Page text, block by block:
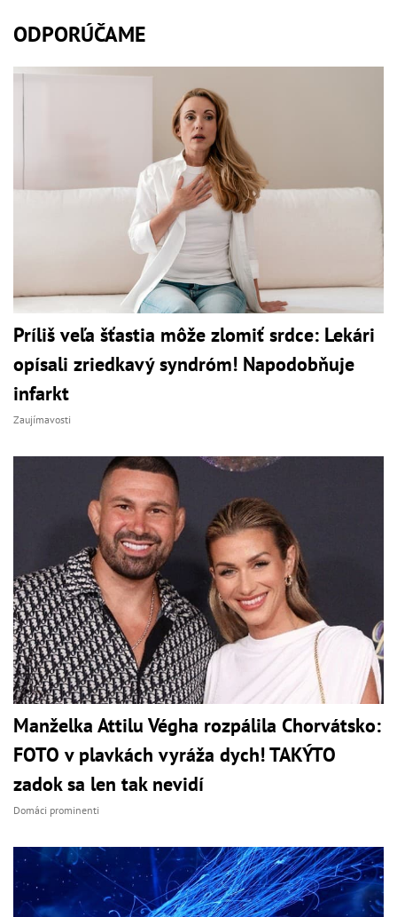
ODPORÚČAME
Príliš veľa šťastia môže zlomiť srdce: Lekári
opísali zriedkavý syndróm! Napodobňuje
infarkt
Zaujímavosti
Manželka Attilu Végha rozpálila Chorvátsko:
FOTO v plavkách vyráža dych! TAKÝTO
zadok sa len tak nevidí
Domáci prominenti